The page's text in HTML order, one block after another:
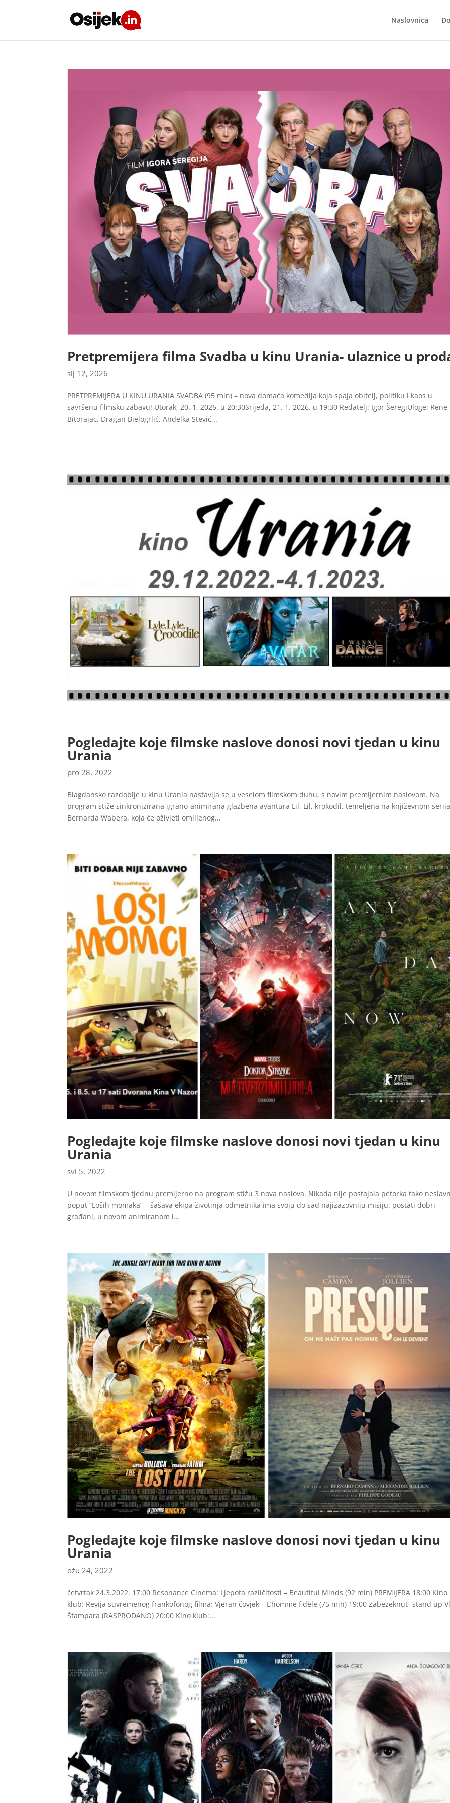
Naslovnica
Pretpremijera filma Svadba u kinu Urania- ulaznice u
sij 12, 2026
PRETPREMIJERA U KINU URANIA SVADBA (95 min) – nova domaća komedija koja spaja obitelj, politiku i kaos u
savršenu filmsku zabavu! Utorak, 20. 1. 2026. u 20:30Srijeda, 21. 1. 2026. u 19:30 Redatelj: Igor ŠeregiUloge: Rene
Bitorajac, Dragan Bjelogrlić, Anđelka Stević...
Pogledajte koje filmske naslove donosi novi tjedan u kinu
Urania
pro 28, 2022
Blagdansko razdoblje u kinu Urania nastavlja se u veselom filmskom duhu, s novim premijernim naslovom. Na
program stiže sinkronizirana igrano-animirana glazbena avantura Lil, Lil, krokodil, temeljena na književnom
Bernarda Wabera, koja će oživjeti omiljenog...
Pogledajte koje filmske naslove donosi novi tjedan u kinu
Urania
svi 5, 2022
U novom filmskom tjednu premijerno na program stižu 3 nova naslova. Nikada nije postojala petorka tako
poput “Loših momaka” – šašava ekipa životinja odmetnika ima svoju do sad najizazovniju misiju: postati dobri
građani, u novom animiranom i...
Pogledajte koje filmske naslove donosi novi tjedan u kinu
Urania
ožu 24, 2022
četvrtak 24.3.2022. 17:00 Resonance Cinema: Ljepota različitosti – Beautiful Minds (92 min) PREMIJERA 18:00 Kino
klub: Revija suvremenog frankofonog filma: Vjeran čovjek – L’homme fidèle (75 min) 19:00 Zabezeknut- stand up
Štampara (RASPRODANO) 20:00 Kino klub:...